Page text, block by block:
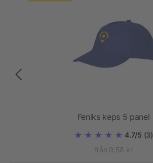
Feniks keps 5 panel
4.7/5 (3)
från 9,58 kr